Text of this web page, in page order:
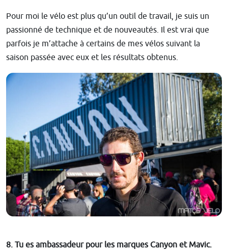
Pour moi le vélo est plus qu’un outil de travail, je suis un
passionné de technique et de nouveautés. Il est vrai que
parfois je m’attache à certains de mes vélos suivant la
saison passée avec eux et les résultats obtenus.
8. Tu es ambassadeur pour les marques Canyon et Mavic.